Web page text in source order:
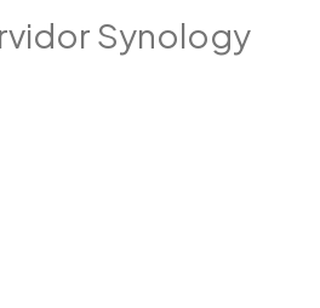
Synology